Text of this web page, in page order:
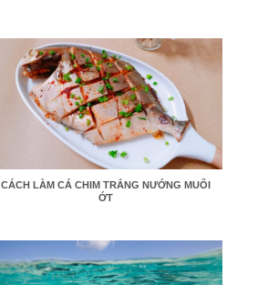
CÁCH LÀM CÁ CHIM TRẮNG NƯỚNG MUỐI
ỚT